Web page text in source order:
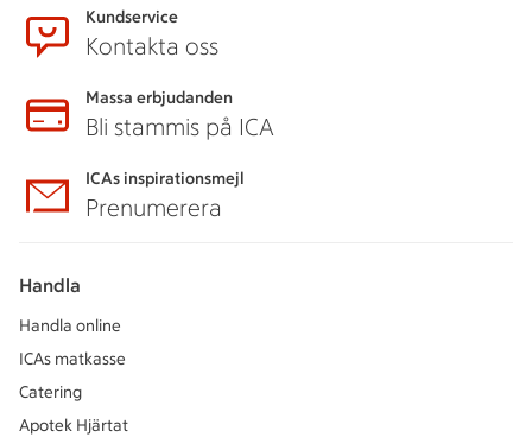
Kundservice
Kontakta oss
Massa erbjudanden
Bli stammis på ICA
ICAs inspirationsmejl
Prenumerera
Handla
Handla online
ICAs matkasse
Catering
Apotek Hjärtat